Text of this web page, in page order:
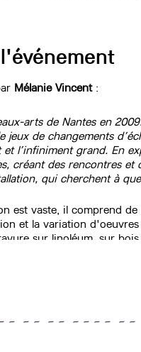
Mélanie Vincent :
arts de Nantes en
jeux de changements
l’infiniment grand. En
créant des rencontres et
qui cherchent à
est vaste, il comprend
et la variation
sur linoléum, sur
~ ~ ~ ~ ~ ~ ~ ~ ~